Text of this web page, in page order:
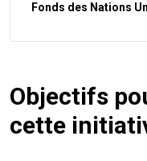
Fonds des Nations
Objectifs
cette